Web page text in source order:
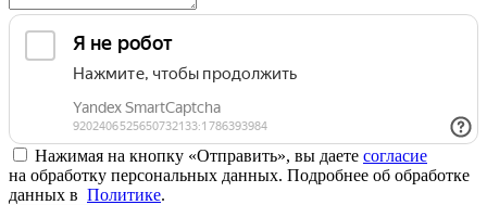
Нажимая на кнопку «Отправить», вы даете согласие
на обработку персональных данных. Подробнее об обработке
данных в Политике.